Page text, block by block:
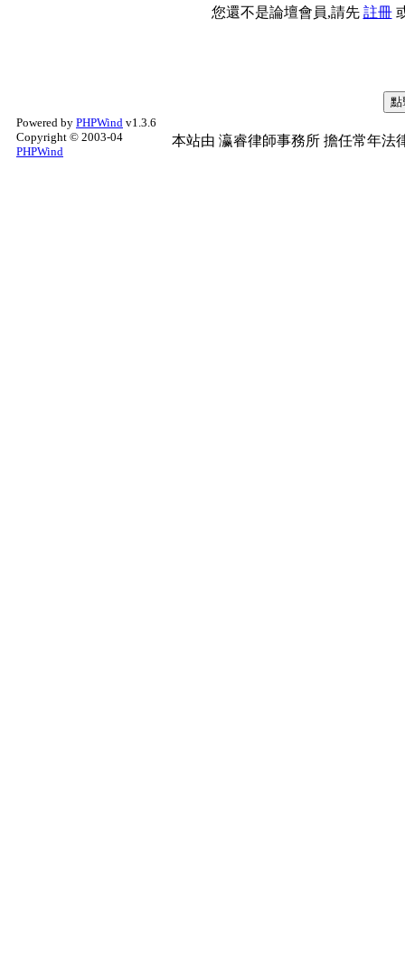
您還不是論壇會員,請先 註冊
Powered by PHPWind v1.3.6
Copyright © 2003-04
PHPWind
本站由 瀛睿律師事務所 擔任常年法